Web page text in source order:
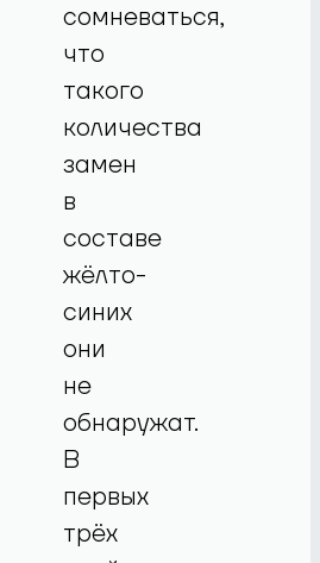
сомневаться,
что
такого
количества
замен
в
составе
жёлто-
синих
они
не
обнаружат.
В
первых
трёх